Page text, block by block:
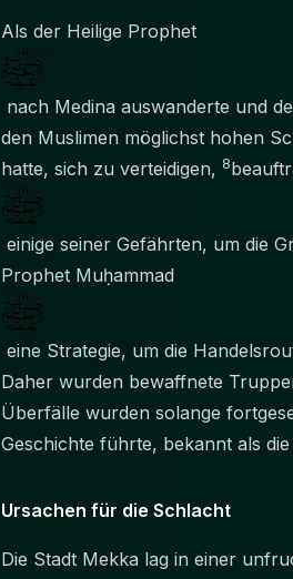
Als der Heilige Prophet
nach Medina auswanderte und
den Muslimen möglichst hohen
hatte, sich zu verteidigen, 8
einige seiner Gefährten, um die
Prophet Muḥammad
eine Strategie, um die
Daher wurden bewaffnete
Überfälle wurden solange
Geschichte führte, bekannt als
Ursachen für die Schlacht
Die Stadt Mekka lag in einer